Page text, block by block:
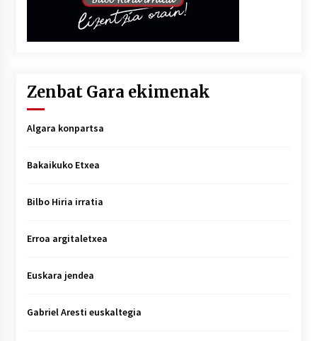
Zenbat Gara ekimenak
Algara konpartsa
Bakaikuko Etxea
Bilbo Hiria irratia
Erroa argitaletxea
Euskara jendea
Gabriel Aresti euskaltegia